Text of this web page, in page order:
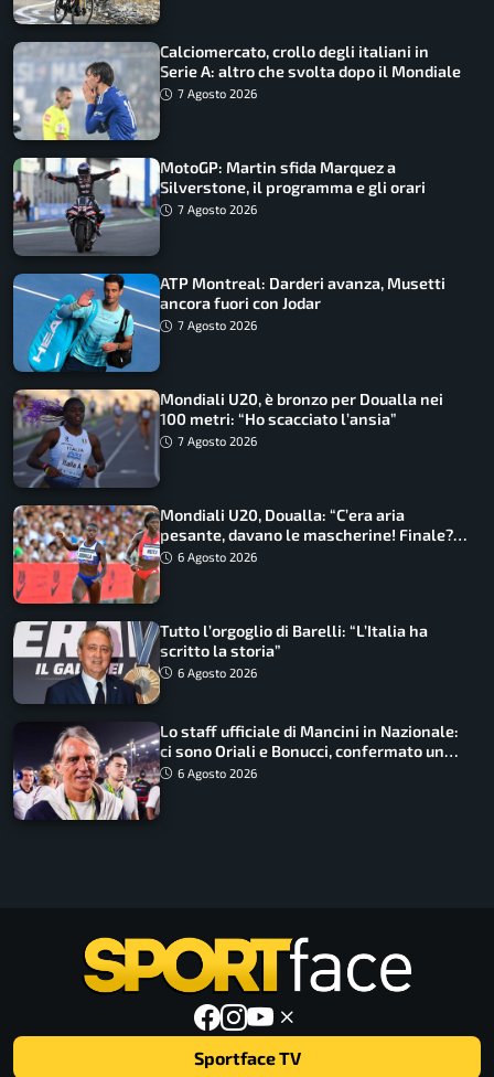
Calciomercato, crollo degli italiani in
Serie A: altro che svolta dopo il Mondiale
7 Agosto 2026
MotoGP: Martin sfida Marquez a
Silverstone, il programma e gli orari
7 Agosto 2026
ATP Montreal: Darderi avanza, Musetti
ancora fuori con Jodar
7 Agosto 2026
Mondiali U20, è bronzo per Doualla nei
100 metri: “Ho scacciato l’ansia”
7 Agosto 2026
Mondiali U20, Doualla: “C’era aria
pesante, davano le mascherine! Finale?
Non ho nulla da perdere”
6 Agosto 2026
Tutto l’orgoglio di Barelli: “L’Italia ha
scritto la storia”
6 Agosto 2026
Lo staff ufficiale di Mancini in Nazionale:
ci sono Oriali e Bonucci, confermato un
ritorno
6 Agosto 2026
Sportface TV